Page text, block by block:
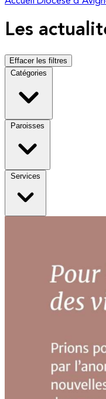
Les
Effacer les filtres
Catégories
Paroisses
Services